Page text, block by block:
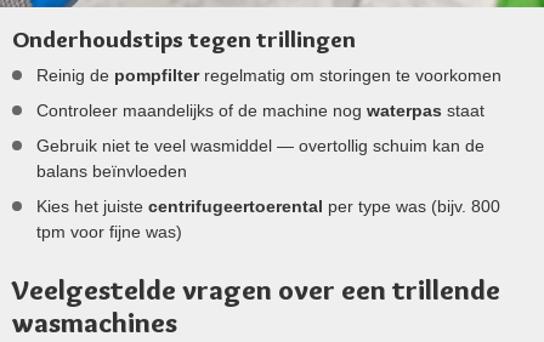
Onderhoudstips tegen trillingen
Reinig de pompfilterregelmatig om storingen te voorkomen
Controleer maandelijks of de machine nog waterpas staat
Gebruik niet te veel wasmiddel — overtollig schuim kan de
balans beïnvloeden
Kies het juiste centrifugeertoerental per type was (bijv. 800
tpm voor fijne was)
Veelgestelde vragen over een trillende
wasmachines